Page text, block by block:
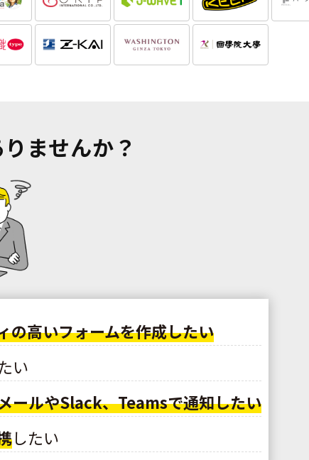
ませんか？
の高いフォームを作成したい
い
ールやSlack、Teamsで通知したい
したい